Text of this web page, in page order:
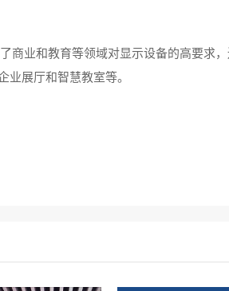
商业和教育等领域对显示设备的高要求
业展厅和智慧教室等。